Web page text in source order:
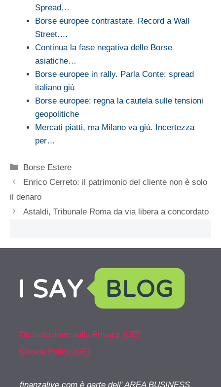
Spread…
Borse europee contrastate. Record a Wall
Street.…
Continua la fase negativa delle Borse
asiatiche…
Borse europee in rally. Parla Conte: spread
italiano giù
Borse europee: regna la cautela sulle tensioni
geopolitiche
Mercati piatti, ma Milano va giù. Incertezza
per…
Categorie
Borse Estere
Enrico Cerreto: il patrimonio del cliente non è solo
il denaro
Astaldi, Tribunale Roma da via libera a concordato
Dichiarazione sulla Privacy (UE)
Cookie Policy (UE)
finanzalive.com è parte dell' AREA BUSINESS